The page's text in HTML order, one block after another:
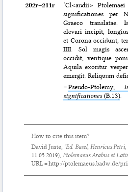
202r–⁠211r
‘Cl<audii>
significationes per
Graeco translatae.
elevari incipit,
et Corona occidunt,
IIII. Sol magis
occidit, ventique
Aquila exoritur
emergit. Reliquum
=Pseudo-Ptolemy,
significationes(B.13).
How to cite this item?
David Juste, ‘Ed. Basel, Henricus Petri,
11.05.2019),Ptolemaeus Arabus et
URL = http://ptolemaeus.badw.de/